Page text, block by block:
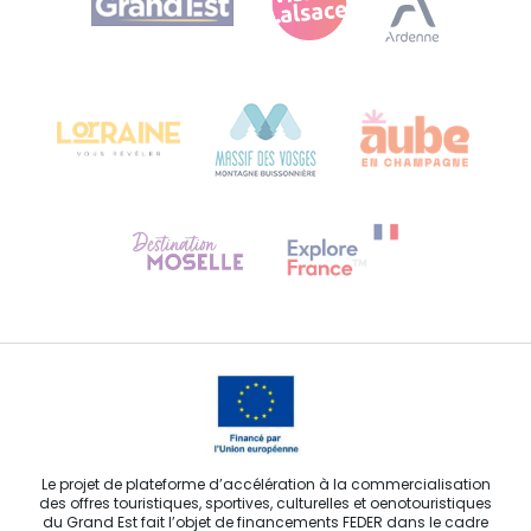
Bureau de Colmar (siège administratif)
Contactez-nous
Le projet de plateforme d’accélération à la commercialisation
des offres touristiques, sportives, culturelles et oenotouristiques
du Grand Est fait l’objet de financements FEDER dans le cadre